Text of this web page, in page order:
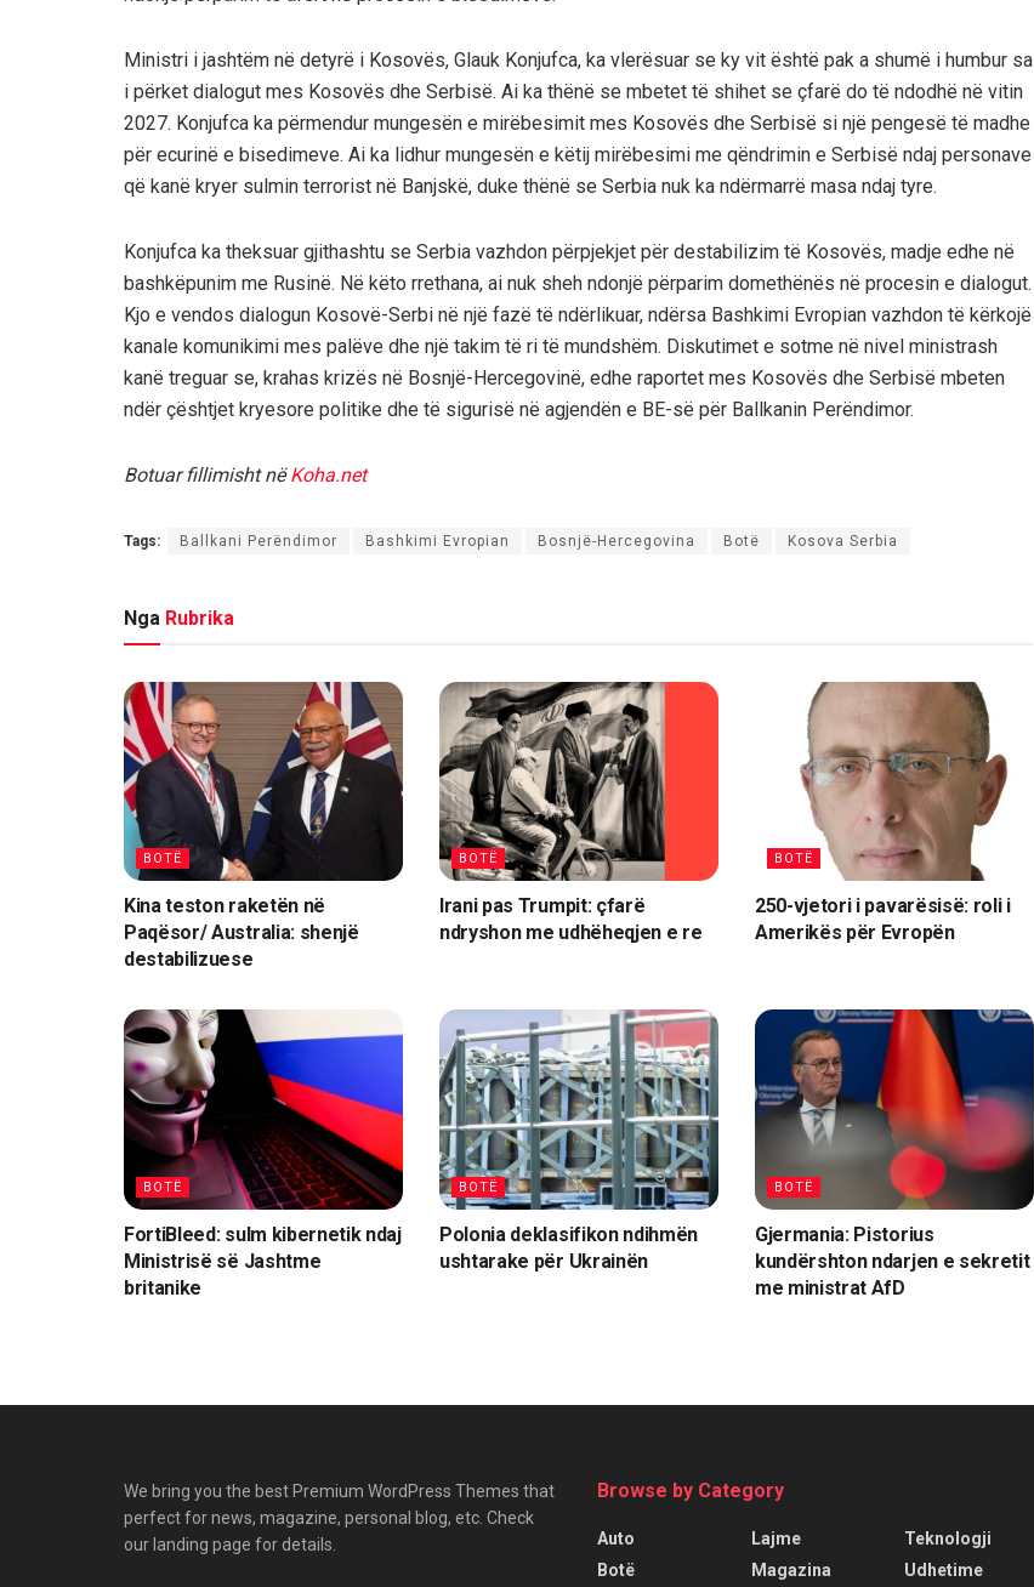
Ministri i jashtëm në detyrë i Kosovës, Glauk Konjufca, ka vlerësuar se ky vit është pak a shumë i humbur sa
i përket dialogut mes Kosovës dhe Serbisë. Ai ka thënë se mbetet të shihet se çfarë do të ndodhë në vitin
2027. Konjufca ka përmendur mungesën e mirëbesimit mes Kosovës dhe Serbisë si një pengesë të madhe
për ecurinë e bisedimeve. Ai ka lidhur mungesën e këtij mirëbesimi me qëndrimin e Serbisë ndaj personave
që kanë kryer sulmin terrorist në Banjskë, duke thënë se Serbia nuk ka ndërmarrë masa ndaj tyre.
Konjufca ka theksuar gjithashtu se Serbia vazhdon përpjekjet për destabilizim të Kosovës, madje edhe në
bashkëpunim me Rusinë. Në këto rrethana, ai nuk sheh ndonjë përparim domethënës në procesin e dialogut.
Kjo e vendos dialogun Kosovë-Serbi në një fazë të ndërlikuar, ndërsa Bashkimi Evropian vazhdon të kërkojë
kanale komunikimi mes palëve dhe një takim të ri të mundshëm. Diskutimet e sotme në nivel ministrash
kanë treguar se, krahas krizës në Bosnjë-Hercegovinë, edhe raportet mes Kosovës dhe Serbisë mbeten
ndër çështjet kryesore politike dhe të sigurisë në agjendën e BE-së për Ballkanin Perëndimor.
Botuar fillimisht nëKoha.net
Tags: Ballkani Perëndimor Bashkimi Evropian Bosnjë-Hercegovina Botë Kosova Serbia
Nga Rubrika
BOTË
Kina teston raketën në
Paqësor/ Australia: shenjë
destabilizuese
BOTË
Irani pas Trumpit: çfarë
ndryshon me udhëheqjen e re
BOTË
250-vjetori i pavarësisë: roli i
Amerikës për Evropën
BOTË
FortiBleed: sulm kibernetik ndaj
Ministrisë së Jashtme
britanike
BOTË
Polonia deklasifikon ndihmën
ushtarake për Ukrainën
BOTË
Gjermania: Pistorius
kundërshton ndarjen e sekretit
me ministrat AfD
We bring you the best Premium WordPress Themes that
perfect for news, magazine, personal blog, etc. Check
our landing page for details.
Browse by Category
Auto
Botë
Lajme
Magazina
Teknologji
Udhetime